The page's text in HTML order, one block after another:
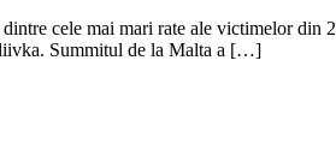
cele mai mari rate ale victimelor din
Summitul de la Malta a […]